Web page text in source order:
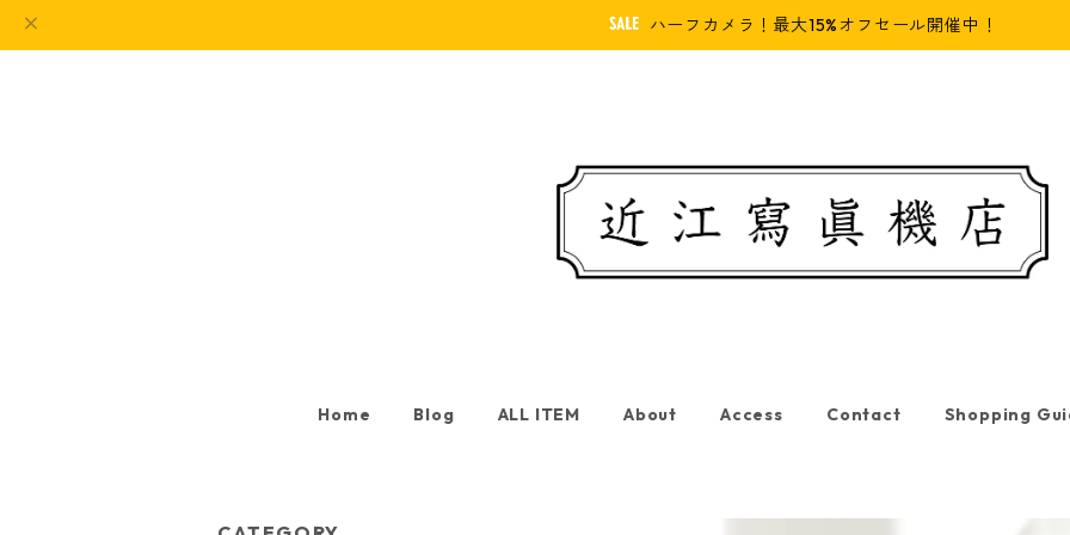
ハーフカメラ！最大15%オフセール開催中！
Home Blog ALL ITEM About Access Contact Shopping